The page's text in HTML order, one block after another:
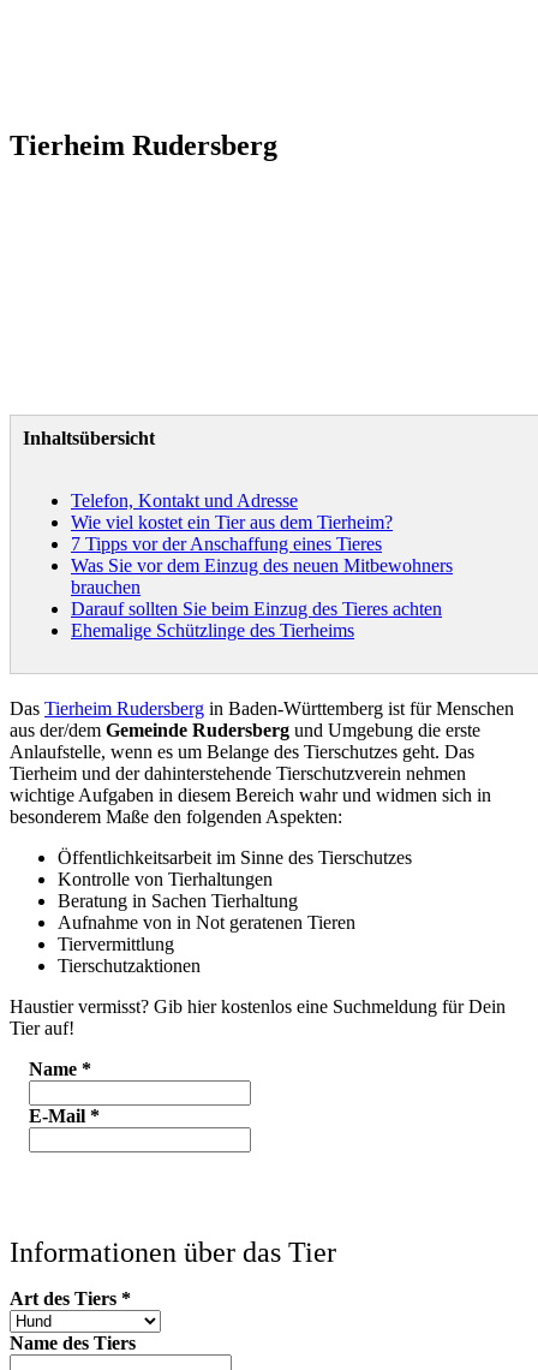
Tierheim Rudersberg
Inhaltsübersicht
Telefon, Kontakt und Adresse
Wie viel kostet ein Tier aus dem Tierheim?
7 Tipps vor der Anschaffung eines Tieres
Was Sie vor dem Einzug des neuen Mitbewohners
brauchen
Darauf sollten Sie beim Einzug des Tieres achten
Ehemalige Schützlinge des Tierheims
Das Tierheim Rudersberg in Baden-Württemberg ist für Menschen
aus der/dem Gemeinde Rudersberg und Umgebung die erste
Anlaufstelle, wenn es um Belange des Tierschutzes geht. Das
Tierheim und der dahinterstehende Tierschutzverein nehmen
wichtige Aufgaben in diesem Bereich wahr und widmen sich in
besonderem Maße den folgenden Aspekten:
Öffentlichkeitsarbeit im Sinne des Tierschutzes
Kontrolle von Tierhaltungen
Beratung in Sachen Tierhaltung
Aufnahme von in Not geratenen Tieren
Tiervermittlung
Tierschutzaktionen
Haustier vermisst? Gib hier kostenlos eine Suchmeldung für Dein
Tier auf!
Name *
E-Mail *
Informationen über das Tier
Art des Tiers *
Name des Tiers